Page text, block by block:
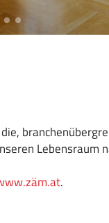
Lebensraum
.